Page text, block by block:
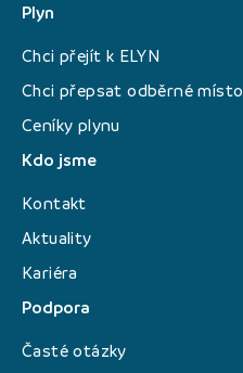
Plyn
Chci přejít k ELYN
Chci přepsat odběrné místo
Ceníky plynu
Kdo jsme
Kontakt
Aktuality
Kariéra
Podpora
Časté otázky